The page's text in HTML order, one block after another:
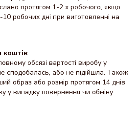
протягом 1-2 х робочого, якщо
10 робочих дні при виготовленні на
коштів
обсязі вартості виробу у
сподобалась, або не підійшла. Також
образ або розмір протягом 14 днів
y випадку повернення чи обміну